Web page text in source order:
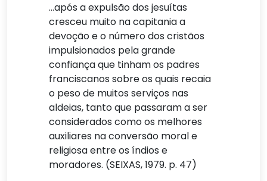
…após a expulsão dos jesuítas
cresceu muito na capitania a
devoção e o número dos cristãos
impulsionados pela grande
confiança que tinham os padres
franciscanos sobre os quais recaia
o peso de muitos serviços nas
aldeias, tanto que passaram a ser
considerados como os melhores
auxiliares na conversão moral e
religiosa entre os índios e
moradores. (SEIXAS, 1979. p. 47)